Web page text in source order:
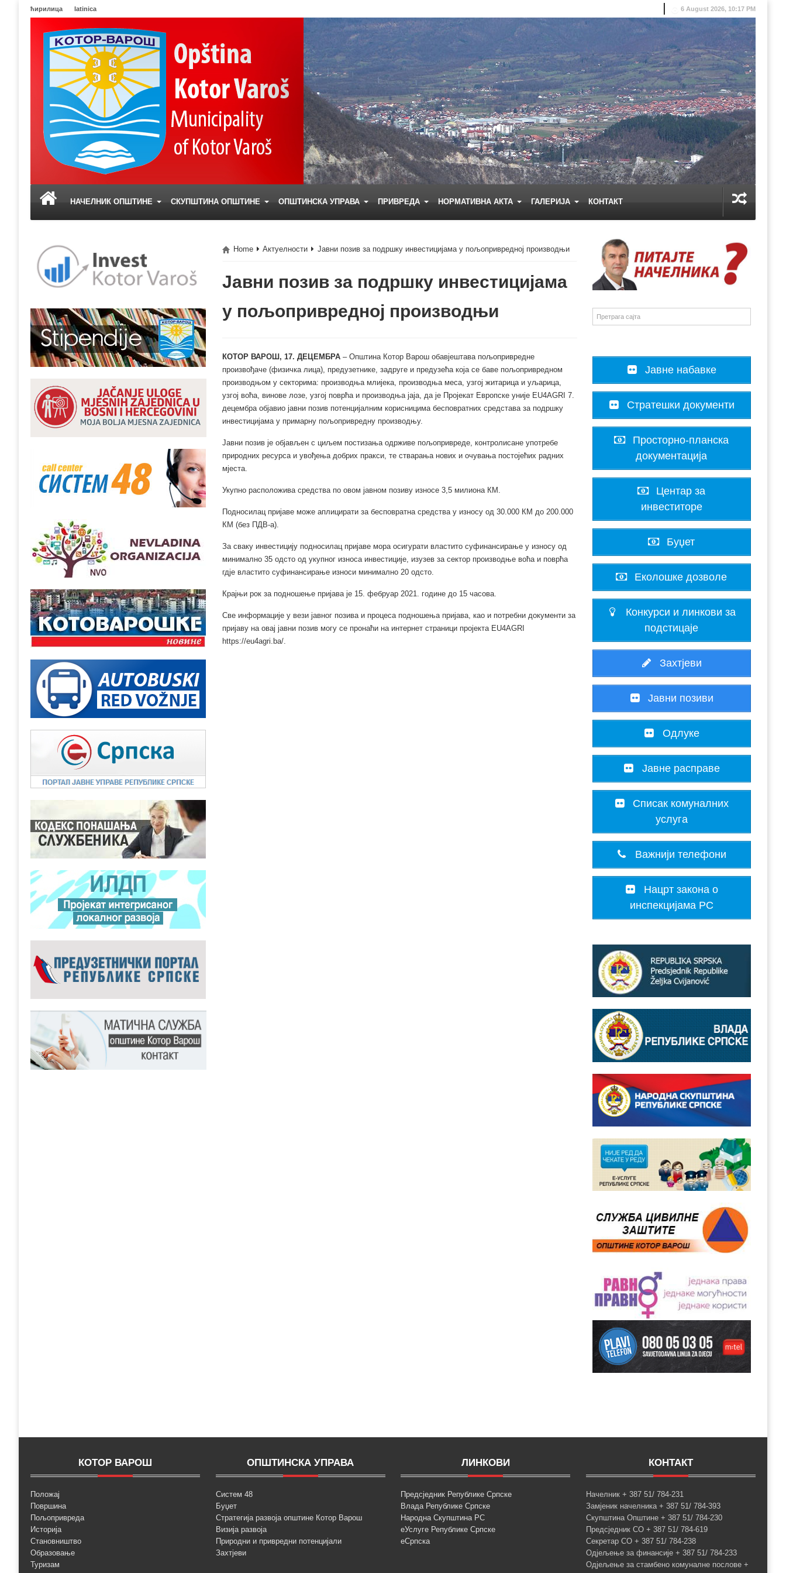
ћирилица latinica 6 August 2026, 10:17 PM
НАЧЕЛНИК ОПШТИНЕ СКУПШТИНА ОПШТИНЕ ОПШТИНСКА УПРАВА ПРИВРЕДА НОРМАТИВНА АКТА ГАЛЕРИЈА КОНТАКТ
Home Актуелности Jавни позив за подршку инвестицијама у пољопривредној производњи
Jавни позив за подршку инвестицијама
у пољопривредној производњи
КОТОР ВАРОШ, 17. ДЕЦЕМБРА – Општина Котор Варош обавјештава пољопривредне
произвођаче (физичка лица), предузетнике, задруге и предузећа која се баве пољопривредном
производњом у секторима: производња млијека, производња меса, узгој житарица и уљарица,
узгој воћа, винове лозе, узгој поврћа и производња јаја, да је Пројекат Европске уније EU4AGRI 7.
децембра објавио јавни позив потенцијалним корисницима бесповратних средстава за подршку
инвестицијама у примарну пољопривредну производњу.
Јавни позив је објављен с циљем постизања одрживе пољопривреде, контролисане употребе
природних ресурса и увођења добрих пракси, те стварања нових и очувања постојећих радних
мјеста.
Укупно расположива средства по овом јавном позиву износе 3,5 милиона КМ.
Подносилац пријаве може аплицирати за бесповратна средства у износу од 30.000 КМ до 200.000
КМ (без ПДВ-а).
За сваку инвестицију подносилац пријаве мора осигурати властито суфинансирање у износу од
минимално 35 одсто од укупног износа инвестиције, изузев за сектор производње воћа и поврћа
гдје властито суфинансирање износи минимално 20 одсто.
Крајњи рок за подношење пријава је 15. фебруар 2021. године до 15 часова.
Све информације у вези јавног позива и процеса подношења пријава, као и потребни документи за
пријаву на овај јавни позив могу се пронаћи на интернет страници пројекта EU4AGRI
https://eu4agri.ba/.
Јавне набавке
Стратешки документи
Просторно-планска
документација
Центар за
инвеститоре
Буџет
Еколошке дозволе
Конкурси и линкови за
подстицаје
Захтјеви
Јавни позиви
Одлуке
Јавне расправе
Списак комуналних
услуга
Важнији телефони
Нацрт закона о
инспекцијама РС
КОТОР ВАРОШ
Положај
Површина
Пољопривреда
Историја
Становништво
Образовање
Туризам
ОПШТИНСКА УПРАВА
Систем 48
Буџет
Стратегија развоја општине Котор Варош
Визија развоја
Природни и привредни потенцијали
Захтјеви
ЛИНКОВИ
Предсједник Републике Српске
Влада Републике Српске
Народна Скупштина РС
еУслуге Републике Српске
еСрпска
КОНТАКТ
Начелник + 387 51/ 784-231
Замјеник начелника + 387 51/ 784-393
Скупштина Општине + 387 51/ 784-230
Предсједник СО + 387 51/ 784-619
Секретар СО + 387 51/ 784-238
Одјељење за финансије + 387 51/ 784-233
Одјељење за стамбено комуналне послове +